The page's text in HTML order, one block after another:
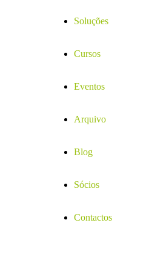
Soluções
Cursos
Eventos
Arquivo
Blog
Sócios
Contactos